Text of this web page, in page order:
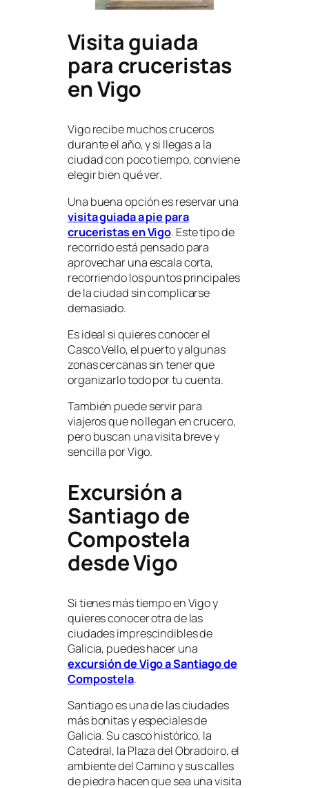
Visita guiada
para cruceristas
en Vigo
Vigo recibe muchos cruceros
durante el año, y si llegas a la
ciudad con poco tiempo, conviene
elegir bien qué ver.
Una buena opción es reservar una
visita guiada a pie para
cruceristas en Vigo. Este tipo de
recorrido está pensado para
aprovechar una escala corta,
recorriendo los puntos principales
de la ciudad sin complicarse
demasiado.
Es ideal si quieres conocer el
Casco Vello, el puerto y algunas
zonas cercanas sin tener que
organizarlo todo por tu cuenta.
También puede servir para
viajeros que no llegan en crucero,
pero buscan una visita breve y
sencilla por Vigo.
Excursión a
Santiago de
Compostela
desde Vigo
Si tienes más tiempo en Vigo y
quieres conocer otra de las
ciudades imprescindibles de
Galicia, puedes hacer una
excursión de Vigo a Santiago de
Compostela.
Santiago es una de las ciudades
más bonitas y especiales de
Galicia. Su casco histórico, la
Catedral, la Plaza del Obradoiro, el
ambiente del Camino y sus calles
de piedra hacen que sea una visita